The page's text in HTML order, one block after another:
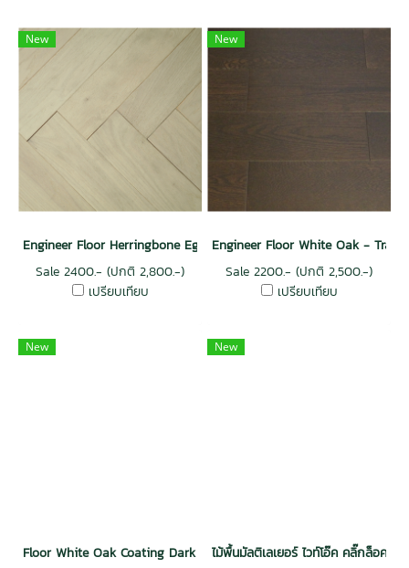
New
Engineer Floor Herringbone Egg shell
Sale 2400.- (ปกติ 2,800.-)
เปรียบเทียบ
New
Engineer Floor White Oak - Trawy
Sale 2200.- (ปกติ 2,500.-)
เปรียบเทียบ
New
Floor White Oak Coating Dark Colour
New
ไม้พื้นมัลติเลเยอร์ ไวท์โอ๊ค คลิ๊กล็อค สี